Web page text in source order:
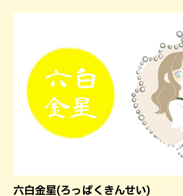
六白金星(ろっぱくきんせい)